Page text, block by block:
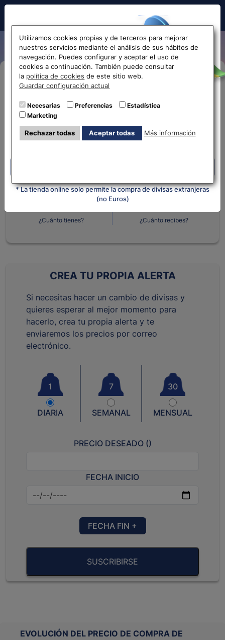
Hola!
Antes de acceder
la web...
Selecciona tu oficina más
cercana
* La tienda online solo permite la compra de divisas extranjeras
(no Euros)
Compra Online
Despliega y selecciona tu oficina
¿Qué moneda tienes?
¿Qué moneda
Cantidad en
¿Cuánto tienes?
Cantidad en
¿Cuánto recibes?
CREA TU PROPIA ALERTA
Si necesitas hacer un cambio de divisas y
quieres esperar al mejor momento para
hacerlo, crea tu propia alerta y te
enviaremos los precios por correo
electrónico.
1
DIARIA
7
SEMANAL
30
MENSUAL
PRECIO DESEADO ()
FECHA INICIO
FECHA FIN +
SUSCRIBIRSE
EVOLUCIÓN DEL PRECIO DE COMPRA DE
Utilizamos cookies propias y de terceros para mejorar
nuestros servicios mediante el análisis de sus hábitos de
navegación. Puedes configurar y aceptar el uso de
cookies a continuación. También puede consultar
la política de cookies de este sitio web.
Guardar configuración actual
Necesarias Preferencias
Estadística
Marketing
Rechazar todas Aceptar todas Más información